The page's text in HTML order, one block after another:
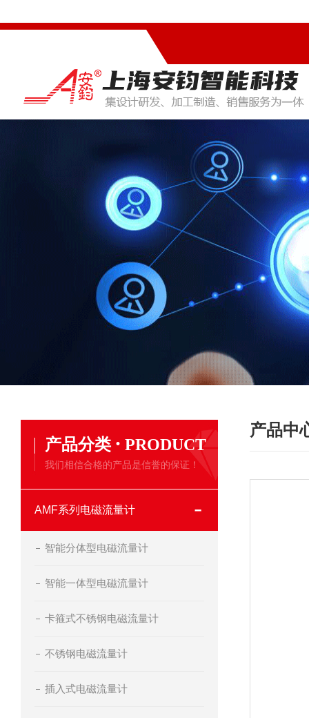
产品分类 · PRODUCT
我们相信合格的产品是信誉的保证！
AMF系列电磁流量计
智能分体型电磁流量计
智能一体型电磁流量计
卡箍式不锈钢电磁流量计
不锈钢电磁流量计
插入式电磁流量计
产品中